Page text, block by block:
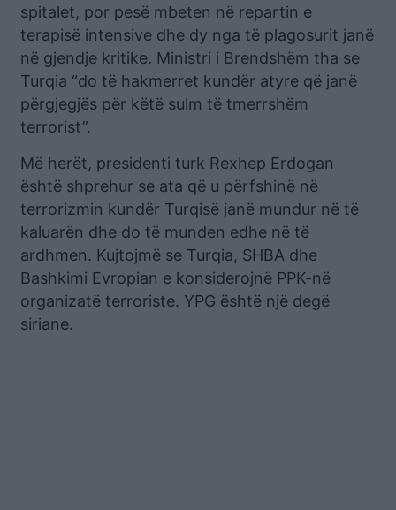
spitalet, por pesë mbeten në repartin e
terapisë intensive dhe dy nga të plagosurit janë
në gjendje kritike. Ministri i Brendshëm tha se
Turqia “do të hakmerret kundër atyre që janë
përgjegjës për këtë sulm të tmerrshëm
terrorist”.
Më herët, presidenti turk Rexhep Erdogan
është shprehur se ata që u përfshinë në
terrorizmin kundër Turqisë janë mundur në të
kaluarën dhe do të munden edhe në të
ardhmen. Kujtojmë se Turqia, SHBA dhe
Bashkimi Evropian e konsiderojnë PPK-në
organizatë terroriste. YPG është një degë
siriane.